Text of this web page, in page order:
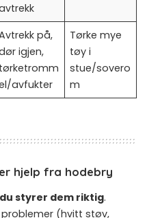
på,
igjen,
tørketromm
avfukter
Tørke mye
tøy i
stue/sovero
m
hjelp fra hodebry
styrer dem riktig.
(hvitt støv,